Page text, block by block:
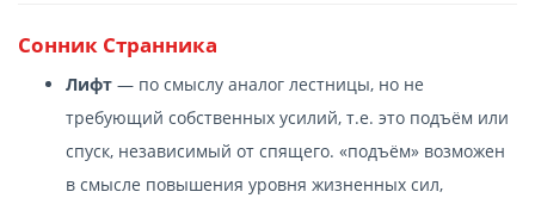
Сонник Странника
Лифт — по смыслу аналог лестницы, но не
требующий собственных усилий, т.е. это подъём или
спуск, независимый от спящего. «подъём» возможен
в смысле повышения уровня жизненных сил,